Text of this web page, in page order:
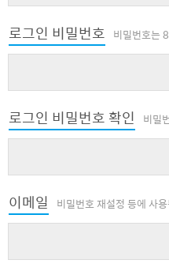
로그인 비밀번호 비밀번호는
로그인 비밀번호 확인 비밀
이메일 비밀번호 재설정 등에 사